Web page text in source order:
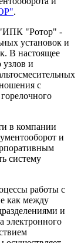
.
"ИПК "Ротор" -
установок и
В настоящее
и
с
в компании
и
систему
работы с
как между
и
электронного